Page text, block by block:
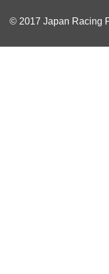
© 2017 Japan Racing